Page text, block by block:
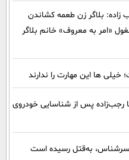
بلاگر زن طعمه کشاندن
مرگ/ رجب زاده 6 ماه مشغول «امر به معروف» خانم بلاگر
ها این مهارت را ندارند
رجب‌زاده پس از شناسایی خودروی
سرشناس، به‌قتل رسیده است